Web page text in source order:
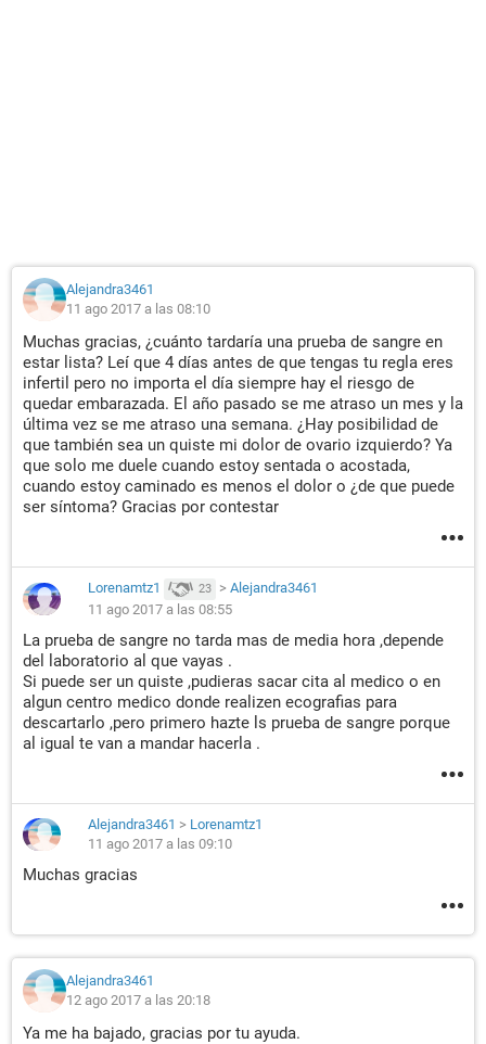
Alejandra3461
11 ago 2017 a las 08:10
Muchas gracias, ¿cuánto tardaría una prueba de sangre en
estar lista? Leí que 4 días antes de que tengas tu regla eres
infertil pero no importa el día siempre hay el riesgo de
quedar embarazada. El año pasado se me atraso un mes y la
última vez se me atraso una semana. ¿Hay posibilidad de
que también sea un quiste mi dolor de ovario izquierdo? Ya
que solo me duele cuando estoy sentada o acostada,
cuando estoy caminado es menos el dolor o ¿de que puede
ser síntoma? Gracias por contestar
Lorenamtz1 23 > Alejandra3461
11 ago 2017 a las 08:55
La prueba de sangre no tarda mas de media hora ,depende
del laboratorio al que vayas .
Si puede ser un quiste ,pudieras sacar cita al medico o en
algun centro medico donde realizen ecografias para
descartarlo ,pero primero hazte ls prueba de sangre porque
al igual te van a mandar hacerla .
Alejandra3461 > Lorenamtz1
11 ago 2017 a las 09:10
Muchas gracias
Alejandra3461
12 ago 2017 a las 20:18
Ya me ha bajado, gracias por tu ayuda.